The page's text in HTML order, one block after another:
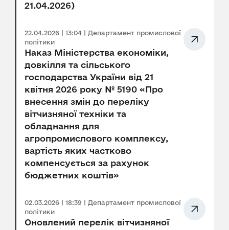
21.04.2026)
22.04.2026 | 13:04 | Департамент промислової
політики
Наказ Міністерства економіки,
довкілля та сільського
господарства України від 21
квітня 2026 року № 5190 «Про
внесення змін до переліку
вітчизняної техніки та
обладнання для
агропромислового комплексу,
вартість яких частково
компенсується за рахунок
бюджетних коштів»
02.03.2026 | 18:39 | Департамент промислової
політики
Оновлений перелік вітчизняної